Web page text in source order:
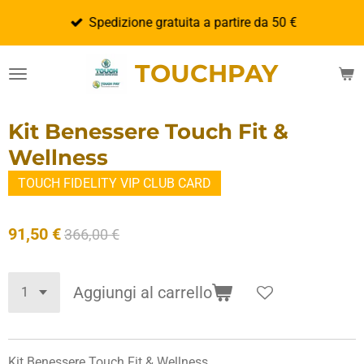
principale
TOUCHPAY
Spedizione gratuita a partire da 50 €
Kit Benessere Touch Fit &
Wellness
TOUCH FIDELITY VIP CLUB CARD
91,50 €366,00 €
Aggiungi al carrello